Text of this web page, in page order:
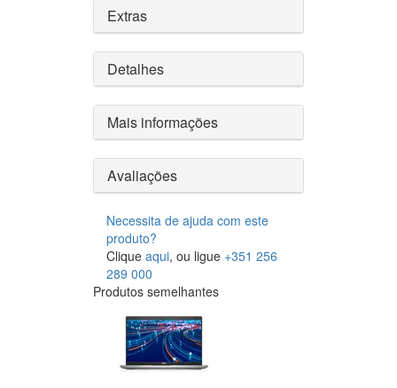
Extras
Detalhes
Mais informações
Avaliações
Necessita de ajuda com este
produto?
Clique aqui, ou ligue +351 256
289 000
Produtos semelhantes